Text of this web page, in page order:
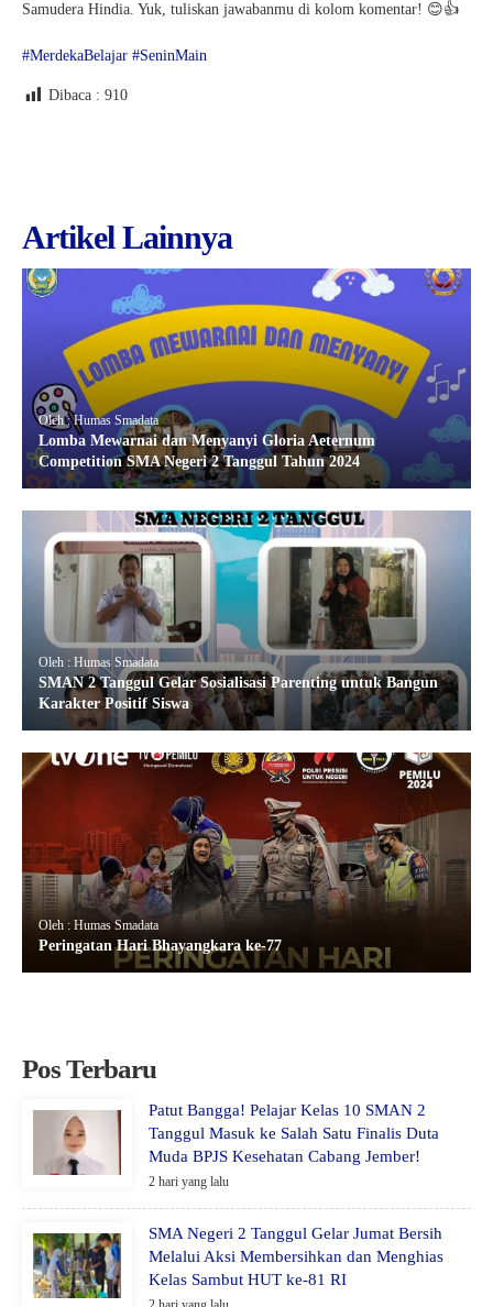
Samudera Hindia. Yuk, tuliskan jawabanmu di kolom komentar! 😊👍
#MerdekaBelajar #SeninMain
Dibaca : 910
Artikel Lainnya
Oleh : Humas Smadata
Lomba Mewarnai dan Menyanyi Gloria Aeternum
Competition SMA Negeri 2 Tanggul Tahun 2024
Oleh : Humas Smadata
SMAN 2 Tanggul Gelar Sosialisasi Parenting untuk Bangun
Karakter Positif Siswa
Oleh : Humas Smadata
Peringatan Hari Bhayangkara ke-77
Pos Terbaru
Patut Bangga! Pelajar Kelas 10 SMAN 2
Tanggul Masuk ke Salah Satu Finalis Duta
Muda BPJS Kesehatan Cabang Jember!
2 hari yang lalu
SMA Negeri 2 Tanggul Gelar Jumat Bersih
Melalui Aksi Membersihkan dan Menghias
Kelas Sambut HUT ke-81 RI